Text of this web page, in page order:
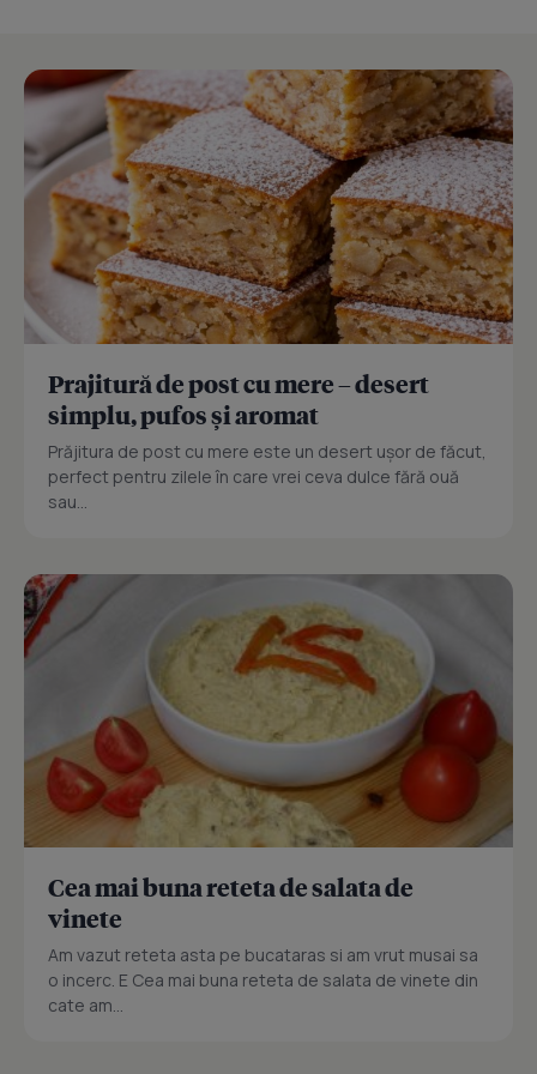
Prajitură de post cu mere – desert
simplu, pufos și aromat
Prăjitura de post cu mere este un desert ușor de făcut,
perfect pentru zilele în care vrei ceva dulce fără ouă
sau...
Cea mai buna reteta de salata de
vinete
Am vazut reteta asta pe bucataras si am vrut musai sa
o incerc. E Cea mai buna reteta de salata de vinete din
cate am...